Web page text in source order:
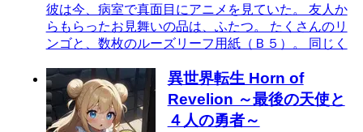
彼は今、病室で真面目にアニメを見ていた。 友人か
らもらったお見舞いの品は、ふたつ。 たくさんのリ
ンゴと、数枚のルーズリーフ用紙（Ｂ５）。 同じく
異世界転生 Horn of
Revelion ～最後の天使と
４人の勇者～